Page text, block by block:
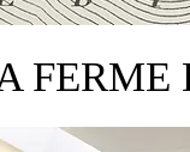
FERME